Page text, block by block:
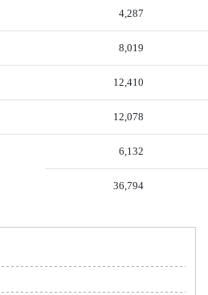
4,287
8,019
12,410
12,078
6,132
36,794